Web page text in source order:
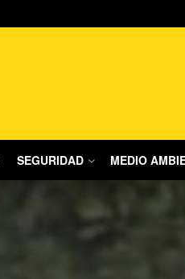
SEGURIDAD MEDIO